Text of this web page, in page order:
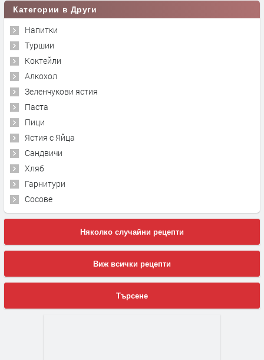
Категории в Други
Напитки
Туршии
Коктейли
Алкохол
Зеленчукови ястия
Паста
Пици
Ястия с Яйца
Сандвичи
Хляб
Гарнитури
Сосове
Няколко случайни рецепти
Виж всички рецепти
Търсене